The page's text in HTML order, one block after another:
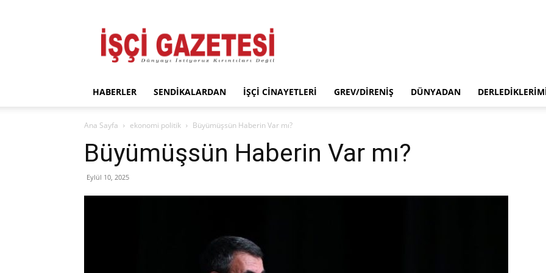
Gazetesi
HABERLER SENDIKALARDAN İŞÇI CINAYETLERI GREV/DIRENIŞ DÜNYADAN
Ana Sayfa ekonomi politik Büyümüşsün Haberin Var mı?
Büyümüşsün Haberin Var mı?
Eylül 10, 2025